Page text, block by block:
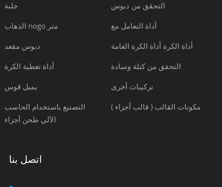
جلبة التحقق من دبوس
الذهاب nogo متر أداة التعامل مع
دبوس مقعد أداة الكرة أداة الكرة العامة
أداة تغطية الكرة التحقق من كتلة وسادة
يميل قوس تركيبات أخرى
التصنيع باستخدام الحاسب
الآلي طحن أجزاء
مكونات القالب ( قالب أجزاء )
اتصل بنا